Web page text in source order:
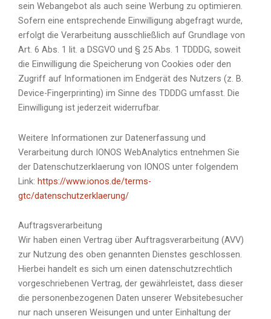
sein Webangebot als auch seine Werbung zu optimieren.
Sofern eine entsprechende Einwilligung abgefragt wurde,
erfolgt die Verarbeitung ausschließlich auf Grundlage von
Art. 6 Abs. 1 lit. a DSGVO und § 25 Abs. 1 TDDDG, soweit
die Einwilligung die Speicherung von Cookies oder den
Zugriff auf Informationen im Endgerät des Nutzers (z. B.
Device-Fingerprinting) im Sinne des TDDDG umfasst. Die
Einwilligung ist jederzeit widerrufbar.
Weitere Informationen zur Datenerfassung und
Verarbeitung durch IONOS WebAnalytics entnehmen Sie
der Datenschutzerklaerung von IONOS unter folgendem
Link: https://www.ionos.de/terms-
gtc/datenschutzerklaerung/
Auftragsverarbeitung
Wir haben einen Vertrag über Auftragsverarbeitung (AVV)
zur Nutzung des oben genannten Dienstes geschlossen.
Hierbei handelt es sich um einen datenschutzrechtlich
vorgeschriebenen Vertrag, der gewährleistet, dass dieser
die personenbezogenen Daten unserer Websitebesucher
nur nach unseren Weisungen und unter Einhaltung der